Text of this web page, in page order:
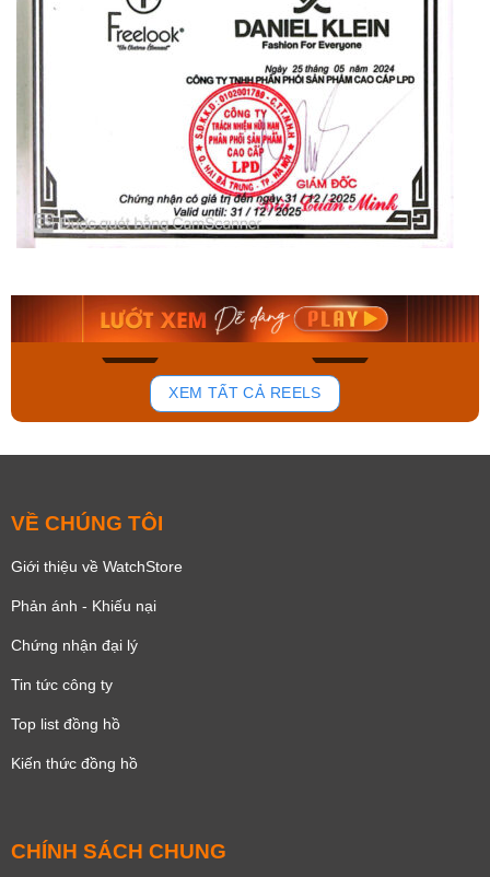
168
Orient Nam RA-
Mua ngay
Casio Nam MTS-
Mua ngay
XEM TẤT CẢ REELS
VỀ CHÚNG TÔI
Giới thiệu về WatchStore
Phản ánh - Khiếu nại
Chứng nhận đại lý
Tin tức công ty
Top list đồng hồ
Kiến thức đồng hồ
CHÍNH SÁCH CHUNG